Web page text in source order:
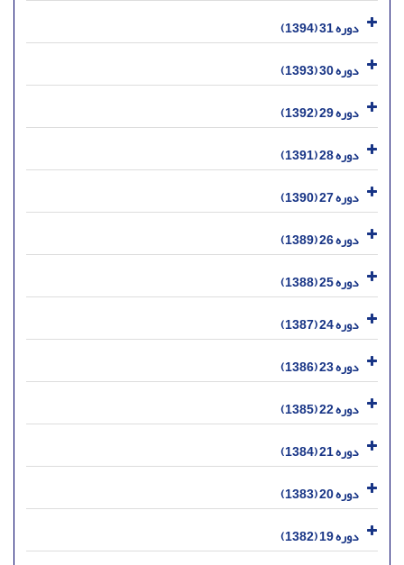
دوره 31 (1394)
دوره 30 (1393)
دوره 29 (1392)
دوره 28 (1391)
دوره 27 (1390)
دوره 26 (1389)
دوره 25 (1388)
دوره 24 (1387)
دوره 23 (1386)
دوره 22 (1385)
دوره 21 (1384)
دوره 20 (1383)
دوره 19 (1382)